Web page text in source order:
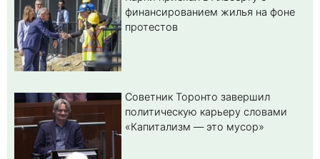
финансированием жилья на фоне
протестов
Советник Торонто завершил
политическую карьеру словами
«Капитализм — это мусор»